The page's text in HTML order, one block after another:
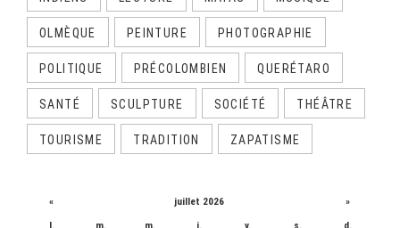
OLMÈQUE PEINTURE PHOTOGRAPHIE
POLITIQUE PRÉCOLOMBIEN QUERÉTARO
SANTÉ SCULPTURE SOCIÉTÉ THÉÂTRE
TOURISME TRADITION ZAPATISME
« juillet 2026 »
l. m. m. j. v. s. d.